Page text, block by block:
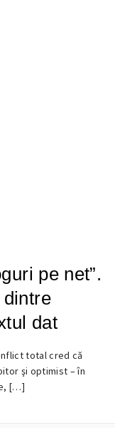
pe net”.
dat
total cred că
şi optimist – în
[…]